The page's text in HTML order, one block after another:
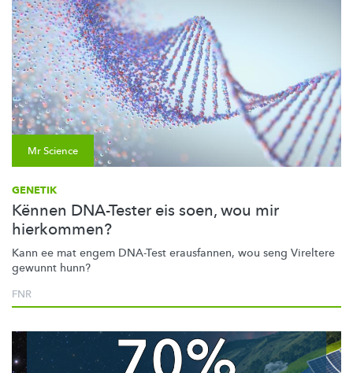
Mr Science
GENETIK
Kënnen DNA-Tester eis soen, wou mir
hierkommen?
Kann ee mat engem DNA-Test erausfannen, wou seng Vireltere
gewunnt hunn?
FNR